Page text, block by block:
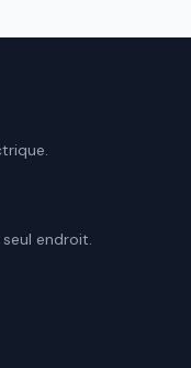
endroit.